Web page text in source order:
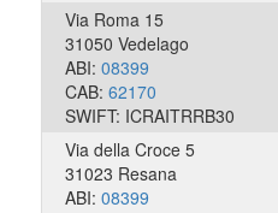
Via Roma 15
31050 Vedelago
ABI: 08399
CAB: 62170
SWIFT: ICRAITRRB30
Via della Croce 5
31023 Resana
ABI: 08399